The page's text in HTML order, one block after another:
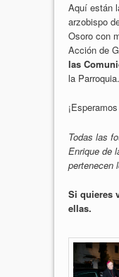
Aquí están
arzobispo
Osoro con
Acción de
las
la Parroquia.
Todas las
Enrique de
pertenecen
Si quieres
ellas.